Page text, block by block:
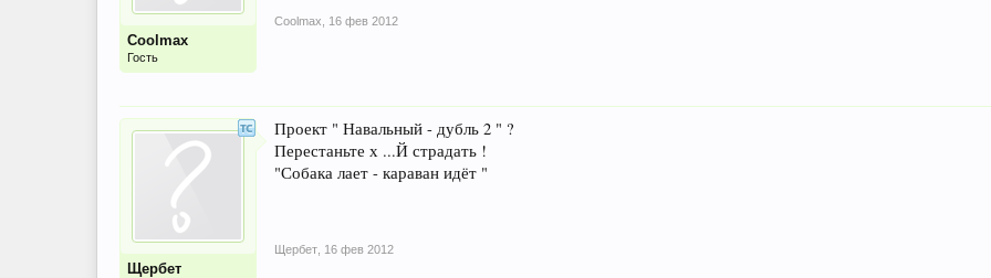
Coolmax
Гость
Coolmax 16 фев 2012
Щербет
Проект " Навальный - дубль 2 " ?
Перестаньте х ...Й страдать !
"Собака лает - караван идёт "
Щербет 16 фев 2012